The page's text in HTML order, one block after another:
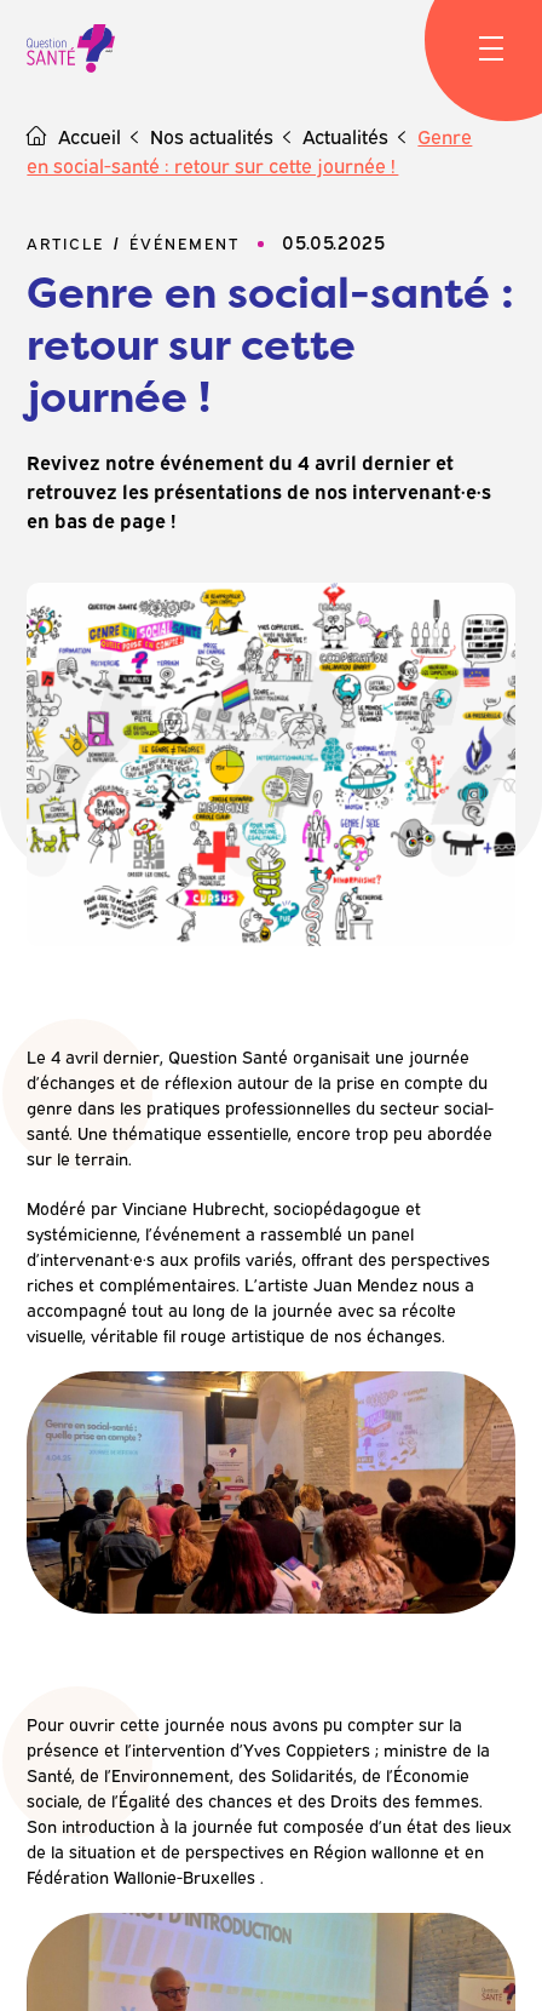
content
Accueil Nos actualités Actualités
Genre
en social-santé : retour sur cette journée !
ARTICLE ÉVÉNEMENT 05.05.2025
Genre en social-santé :
retour sur cette
journée !
Revivez notre événement du 4 avril dernier et
retrouvez les présentations de nos intervenant·e·s
en bas de page !
Le 4 avril dernier, Question Santé organisait une journée
d’échanges et de réflexion autour de la prise en compte du
genre dans les pratiques professionnelles du secteur social-
santé. Une thématique essentielle, encore trop peu abordée
sur le terrain.
Modéré par Vinciane Hubrecht,sociopédagogue et
systémicienne, l’événement a rassemblé un panel
d’intervenant·e·s aux profils variés, offrant des perspectives
riches et complémentaires. L’artisteJuan Mendez nous a
accompagné tout au long de la journée avec sa récolte
visuelle, véritable fil rouge artistique de nos échanges.
Pour ouvrir cette journée nous avons pu compter sur la
présence et l’intervention d’Yves Coppieters ; ministre de la
Santé, de l’Environnement, des Solidarités, de l’Économie
sociale, de l’Égalité des chances et des Droits des femmes.
Son introduction à la journée fut composée d’un état des lieux
de la situation et de perspectives en Région wallonne et en
Fédération Wallonie-Bruxelles .